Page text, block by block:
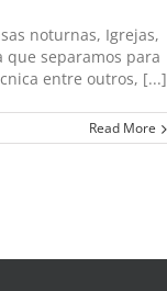
noturnas, Igrejas,
que separamos para
entre outros, [...]
Read More